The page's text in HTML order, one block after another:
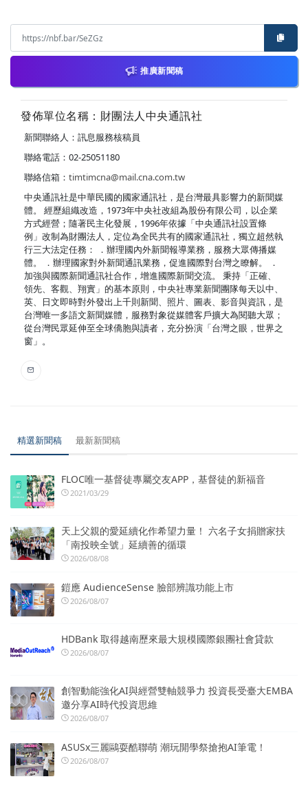
推廣新聞稿
發佈單位名稱：財團法人中央通訊社
新聞聯絡人：訊息服務核稿員
聯絡電話：02-25051180
聯絡信箱： timtimcna@mail.cna.com.tw
中央通訊社是中華民國的國家通訊社，是台灣最具影響力的新聞媒
體。 經歷組織改造，1973年中央社改組為股份有限公司，以企業
方式經營；隨著民主化發展，1996年依據「中央通訊社設置條
例」改制為財團法人，定位為全民共有的國家通訊社，獨立超然執
行三大法定任務： ．辦理國內外新聞報導業務，服務大眾傳播媒
體。 ．辦理國家對外新聞通訊業務，促進國際對台灣之瞭解。 ．
加強與國際新聞通訊社合作，增進國際新聞交流。 秉持「正確、
領先、客觀、翔實」的基本原則，中央社專業新聞團隊每天以中、
英、日文即時對外發出上千則新聞、照片、圖表、影音與資訊，是
台灣唯一多語文新聞媒體，服務對象從媒體客戶擴大為閱聽大眾；
從台灣民眾延伸至全球僑胞與讀者，充分扮演「台灣之眼，世界之
窗」。
精選新聞稿 最新新聞稿
FLOC唯一基督徒專屬交友APP，基督徒的新福音
2021/03/29
天上父親的愛延續化作希望力量！ 六名子女捐贈家扶
「南投映全號」延續善的循環
2026/08/08
鎧應 AudienceSense 臉部辨識功能上市
2026/08/07
HDBank 取得越南歷來最大規模國際銀團社會貸款
2026/08/07
創智動能強化AI與經營雙軸競爭力 投資長受臺大EMBA
邀分享AI時代投資思維
2026/08/07
ASUSx三麗鷗耍酷聯萌 潮玩開學祭搶抱AI筆電！
2026/08/07